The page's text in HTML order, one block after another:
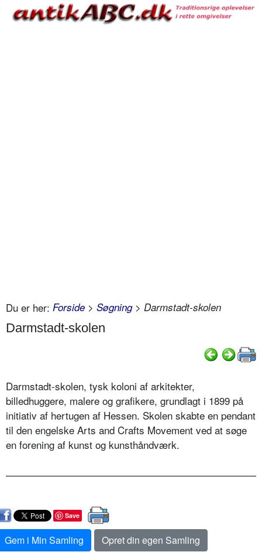
Du er her: Forside > Søgning> Darmstadt-skolen
Darmstadt-skolen
Darmstadt-skolen, tysk koloni af arkitekter,
billedhuggere, malere og grafikere, grundlagt i 1899 på
initiativ af hertugen af Hessen. Skolen skabte en pendant
til den engelske Arts and Crafts Movement ved at søge
en forening af kunst og kunsthåndværk.
Save
Gem i Min Samling
Opret din egen Samling